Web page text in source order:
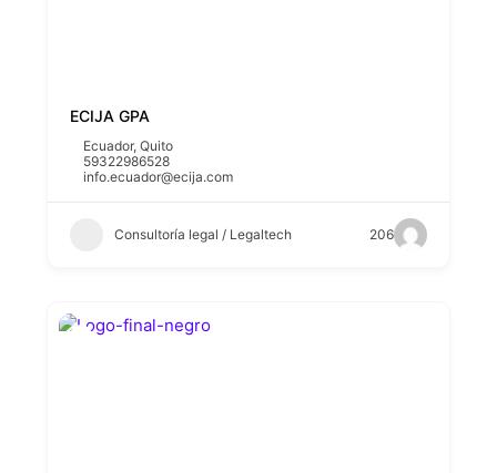
ECIJA GPA
Ecuador,Quito
59322986528
info.ecuador@ecija.com
Consultoría legal / Legaltech 206